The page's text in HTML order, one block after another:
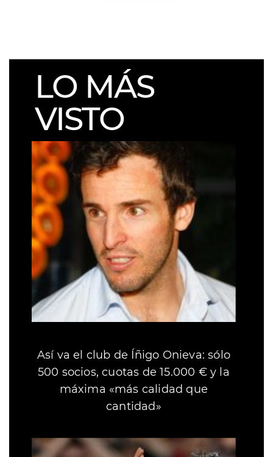
LO MÁS
VISTO
Así va el club de Íñigo Onieva: sólo
500 socios, cuotas de 15.000 € y la
máxima «más calidad que
cantidad»